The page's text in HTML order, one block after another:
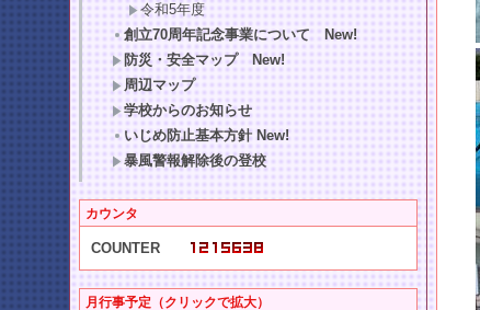
令和5年度
創立70周年記念事業について New!
防災・安全マップ New!
周辺マップ
学校からのお知らせ
いじめ防止基本方針 New!
暴風警報解除後の登校
カウンタ
COUNTER
月行事予定（クリックで拡大）